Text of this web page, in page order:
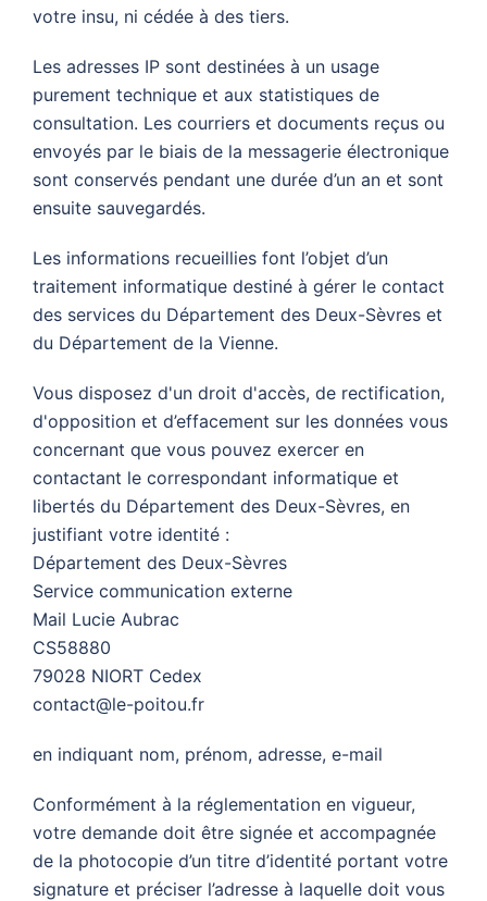
votre insu, ni cédée à des tiers.
Les adresses IP sont destinées à un usage
purement technique et aux statistiques de
consultation. Les courriers et documents reçus ou
envoyés par le biais de la messagerie électronique
sont conservés pendant une durée d’un an et sont
ensuite sauvegardés.
Les informations recueillies font l’objet d’un
traitement informatique destiné à gérer le contact
des services du Département des Deux-Sèvres et
du Département de la Vienne.
Vous disposez d'un droit d'accès, de rectification,
d'opposition et d’effacement sur les données vous
concernant que vous pouvez exercer en
contactant le correspondant informatique et
libertés du Département des Deux-Sèvres, en
justifiant votre identité :
Département des Deux-Sèvres
Service communication externe
Mail Lucie Aubrac
CS58880
79028 NIORT Cedex
contact@le-poitou.fr
en indiquant nom, prénom, adresse, e-mail
Conformément à la réglementation en vigueur,
votre demande doit être signée et accompagnée
de la photocopie d’un titre d’identité portant votre
signature et préciser l’adresse à laquelle doit vous